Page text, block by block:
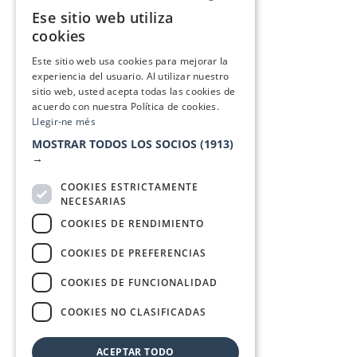
Ese sitio web utiliza
cookies
Este sitio web usa cookies para mejorar la
experiencia del usuario. Al utilizar nuestro
sitio web, usted acepta todas las cookies de
acuerdo con nuestra Política de cookies.
Llegir-ne més
MOSTRAR TODOS LOS SOCIOS (1913)
→
COOKIES ESTRICTAMENTE
NECESARIAS
COOKIES DE RENDIMIENTO
COOKIES DE PREFERENCIAS
COOKIES DE FUNCIONALIDAD
COOKIES NO CLASIFICADAS
ACEPTAR TODO